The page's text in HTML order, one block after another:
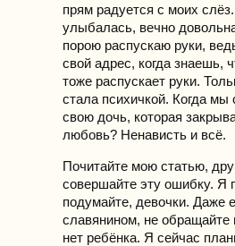
прям радуется с моих
улыбалась, вечно
порою распускаю руки,
свой адрес, когда знаешь,
тоже распускает руки.
стала психичкой. Когда
свою дочь, которая
любовь? Ненависть и всё.
Почитайте мою статью,
совершайте эту ошибку. Я
подумайте, девочки. Даже
славянином, не обращайте
нет ребёнка. Я сейчас